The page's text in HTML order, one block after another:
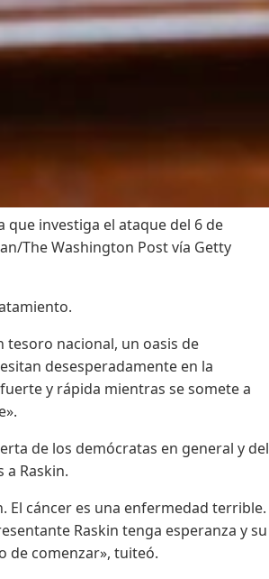
que investiga el ataque del 6 de
The Washington Post vía Getty
tesoro nacional, un oasis de
desesperadamente en la
y rápida mientras se somete a
de los demócratas en general y del
a Raskin.
El cáncer es una enfermedad terrible.
Raskin tenga esperanza y su
de comenzar», tuiteó.